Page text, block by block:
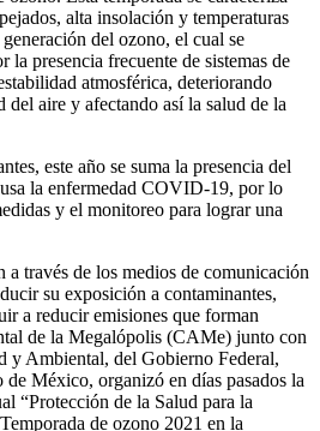
alta insolación y temperaturas
del ozono, el cual se
la presencia frecuente de sistemas de
atmosférica, deteriorando
aire y afectando así la salud de la
este año se suma la presencia del
la enfermedad COVID-19, por lo
y el monitoreo para lograr una
través de los medios de comunicación
su exposición a contaminantes,
a reducir emisiones que forman
de la Megalópolis (CAMe) junto con
y Ambiental, del Gobierno Federal,
México, organizó en días pasados la
“Protección de la Salud para la
de ozono 2021 en la